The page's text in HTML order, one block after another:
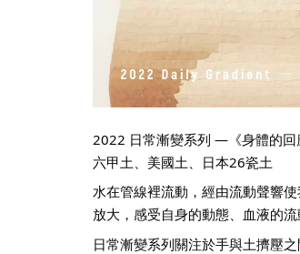
2022 日常漸變系列 —《身體的
六甲土、美國土、日本26瓷土
水在管線裡流動，經由流動聲響
放大，感受自身的動態、血液的流
日常漸變系列關注於手與土擠壓